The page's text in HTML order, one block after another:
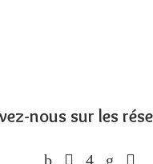
nous sur les